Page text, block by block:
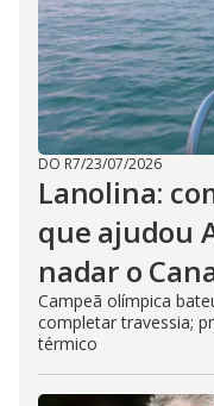
DO R7/23/07/2026
Lanolina:
que ajudou
nadar o
Campeã olímpica
completar travessia;
térmico